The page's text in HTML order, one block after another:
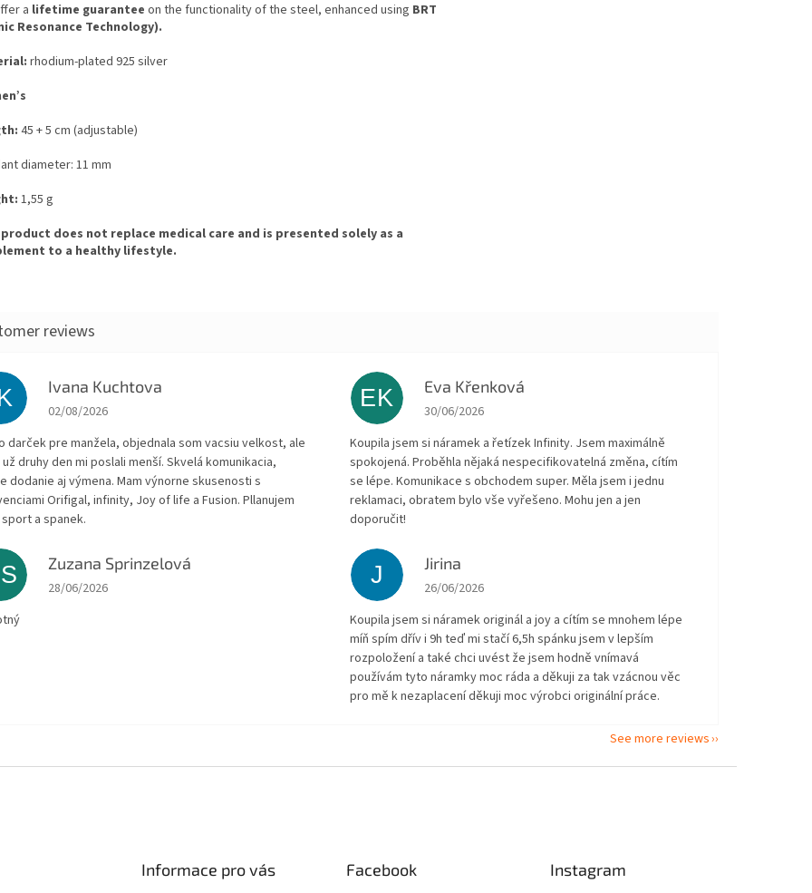
a lifetime guarantee on the functionality of the steel, enhanced using BRT
Resonance Technology).
rhodium-plated 925 silver
45 + 5 cm (adjustable)
diameter: 11 mm
1,55 g
does not replace medical care and is presented solely as a
to a healthy lifestyle.
Ivana Kuchtova
The store rating is 5 out of 5 stars.
02/08/2026
darček pre manžela, objednala som vacsiu velkost, ale
druhy den mi poslali menší. Skvelá komunikacia,
dodanie aj výmena. Mam výnorne skusenosti s
Orifigal, infinity, Joy of life a Fusion. Pllanujem
a spanek.
EK Eva Křenková
The store rating is 5 out of 5 stars.
30/06/2026
Koupila jsem si náramek a řetízek Infinity. Jsem maximálně
spokojená. Proběhla nějaká nespecifikovatelná změna, cítím
se lépe. Komunikace s obchodem super. Měla jsem i jednu
reklamaci, obratem bylo vše vyřešeno. Mohu jen a jen
doporučit!
Zuzana Sprinzelová
The store rating is 5 out of 5 stars.
28/06/2026
J Jirina
The store rating is 5 out of 5 stars.
26/06/2026
Koupila jsem si náramek originál a joy a cítím se mnohem lépe
míň spím dřív i 9h teď mi stačí 6,5h spánku jsem v lepším
rozpoložení a také chci uvést že jsem hodně vnímavá
používám tyto náramky moc ráda a děkuji za tak vzácnou věc
pro mě k nezaplacení děkuji moc výrobci originální práce.
See more reviews
Informace pro vás Facebook Instagram